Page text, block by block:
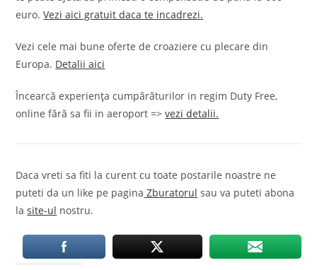
euro.Vezi aici gratuit daca te incadrezi.
Vezi cele mai bune oferte de croaziere cu plecare din
Europa. Detalii aici
Încearcă experiența cumpărăturilor in regim Duty Free,
online fără sa fii in aeroport =>vezi detalii.
Daca vreti sa fiti la curent cu toate postarile noastre ne
puteti da un like pe pagina Zburatorul sau va puteti abona
lasite-ul nostru.